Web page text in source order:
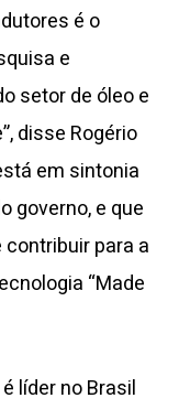
é o
e
setor de óleo e
disse Rogério
em sintonia
governo, e que
para a
“Made
líder no Brasil